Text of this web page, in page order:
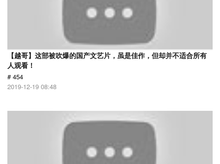
【越哥】这部被吹爆的国产文艺片，虽是佳作，但却并不适合所有
人观看！
# 454
2019-12-19 08:48